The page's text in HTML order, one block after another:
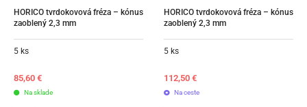
HORICO tvrdokovová fréza – kónus
zaoblený 2,3 mm
5 ks
85,60 €
Na sklade
HORICO tvrdokovová fréza – kónus
zaoblený 2,3 mm
5 ks
112,50 €
Na ceste